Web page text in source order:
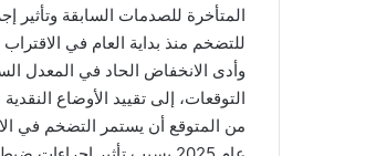
المتأخرة للصدمات السابقة وتأثير
للتضخم منذ بداية العام في
التوقعات، إلى تقييد الأوضاع